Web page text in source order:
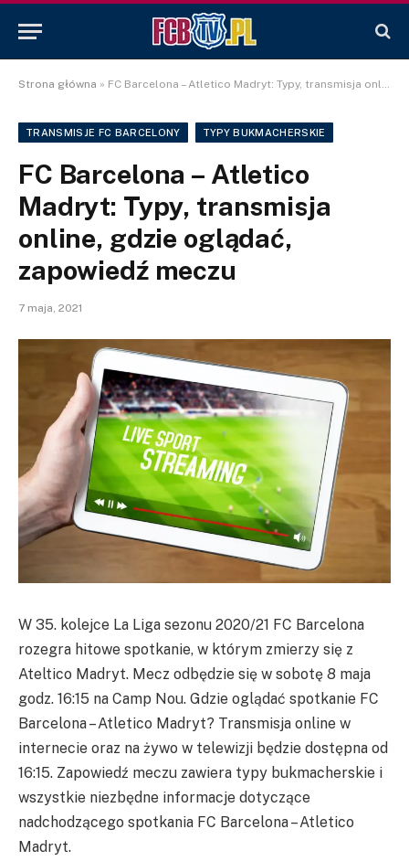
Strona główna » FC Barcelona – Atletico Madryt: Typy, transmisja online, gdzie oglądać, zapowiedź meczu
TRANSMISJE FC BARCELONY TYPY BUKMACHERSKIE
FC Barcelona – Atletico
Madryt: Typy, transmisja
online, gdzie oglądać,
zapowiedź meczu
7 maja, 2021
W 35. kolejce La Liga sezonu 2020/21 FC Barcelona
rozegra hitowe spotkanie, w którym zmierzy się z
Ateltico Madryt. Mecz odbędzie się w sobotę 8 maja
godz. 16:15 na Camp Nou. Gdzie oglądać spotkanie FC
Barcelona – Atletico Madryt? Transmisja online w
internecie oraz na żywo w telewizji będzie dostępna od
16:15. Zapowiedź meczu zawiera typy bukmacherskie i
wszystkie niezbędne informacje dotyczące
nadchodzącego spotkania FC Barcelona – Atletico
Madryt.